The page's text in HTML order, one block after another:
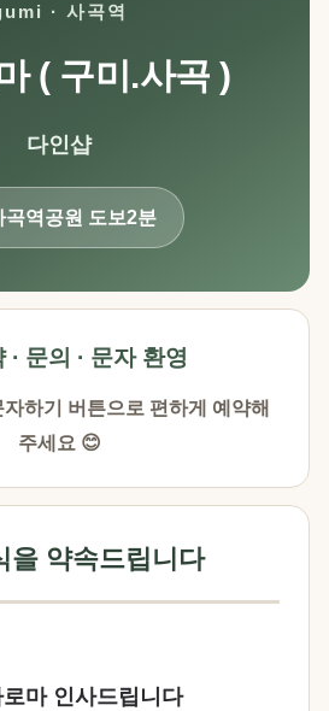
· 사곡역
( 구미.사곡 )
다인샵
곡역공원 도보2분
· 문의 · 문자 환영
자하기 버튼으로 편하게 예약해
주세요 😊
을 약속드립니다
마 인사드립니다